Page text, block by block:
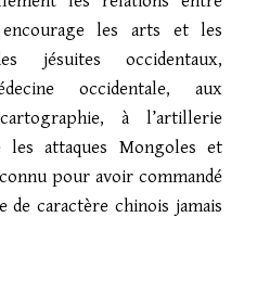
les arts et les
jésuites occidentaux,
occidentale, aux
à l’artillerie
les attaques Mongoles et
pour avoir commandé
caractère chinois jamais